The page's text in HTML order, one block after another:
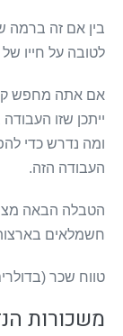
בין אם זה ברמה
לטובה על חייו
אם אתה מחפש
ייתכן שזו
ומה נדרש כדי
העבודה הזה.
הטבלה הבאה
חשמלאים
טווח שכר (בדולרים): $45,000-
משכורות